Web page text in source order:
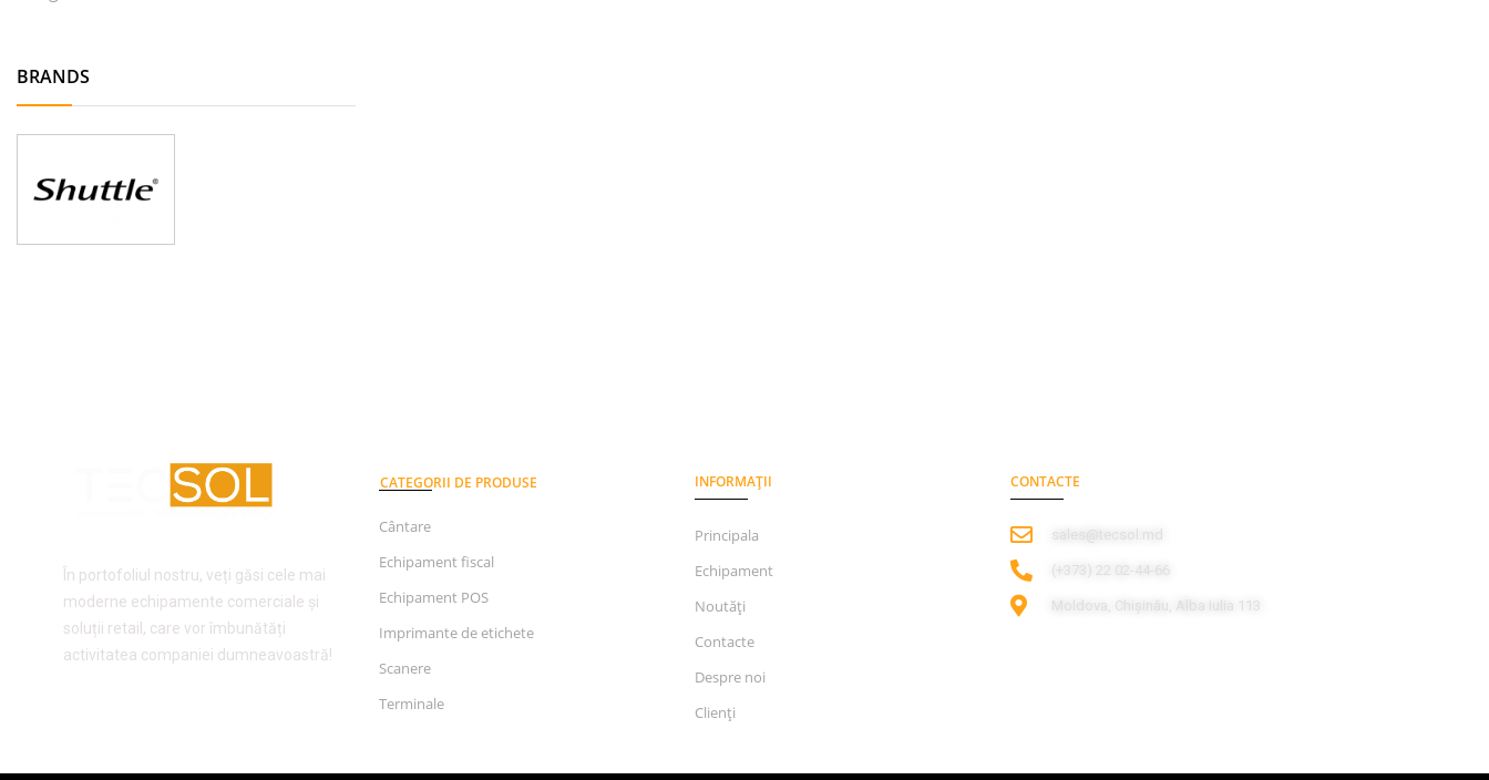
BRANDS
În portofoliul nostru, veți găsi cele mai
moderne echipamente comerciale și
soluții retail, care vor îmbunătăți
activitatea companiei dumneavoastră!
CATEGORII DE PRODUSE
Cântare
Echipament fiscal
Echipament POS
Imprimante de etichete
Scanere
Terminale
INFORMAȚII
Principala
Echipament
Noutăți
Contacte
Despre noi
Clienți
CONTACTE
sales@tecsol.md
‎(+373) 22 02-44-66
Moldova, Chișinău, Alba Iulia 113